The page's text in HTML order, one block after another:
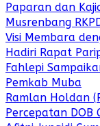
Paparan dan
Musrenbang
Visi Membara
Hadiri Rapat
Fahlepi
Pemkab Muba
Ramlan Holdan
Percepatan DOB